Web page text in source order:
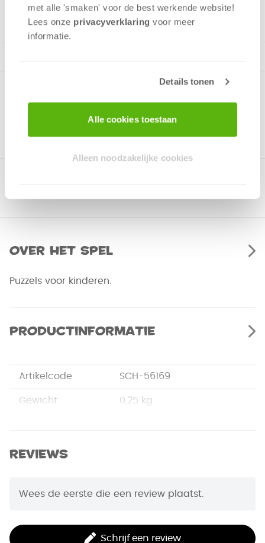
met alle 'smaken' voor de best werkende website​!
Lees onze privacyverklaring voor meer
informatie.
Details tonen
Alle cookies toestaan
Alleen noodzakelijke cookies
v.a. 3 jaar
Over het spel
Puzzels voor kinderen.
Productinformatie
Artikelcode SCH-56169
Gewicht 0,25 kg
Afmetingen
Puzzelstukjes 60
Reviews
Wees de eerste die een review plaatst.
Schrijf een review